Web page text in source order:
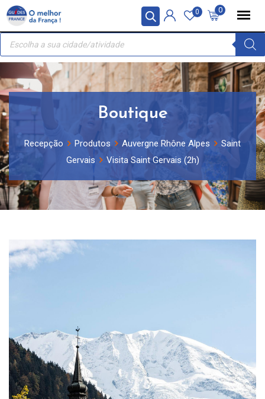
Painel de Gerenciamento de Cookies
Skip
content
0
0
Recherche
produits
Boutique
Recepção Produtos Auvergne Rhône Alpes
Saint
Gervais
Visita Saint Gervais (2h)